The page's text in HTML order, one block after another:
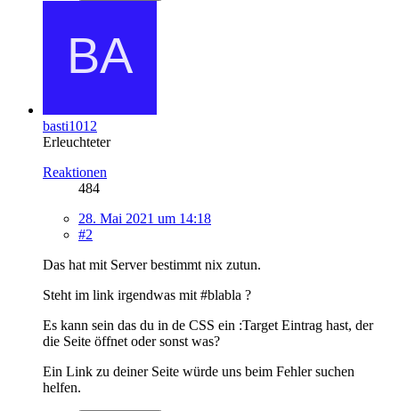
basti1012
Erleuchteter
Reaktionen
484
28. Mai 2021 um 14:18
#2
Das hat mit Server bestimmt nix zutun.
Steht im link irgendwas mit #blabla ?
Es kann sein das du in de CSS ein :Target Eintrag hast, der
die Seite öffnet oder sonst was?
Ein Link zu deiner Seite würde uns beim Fehler suchen
helfen.